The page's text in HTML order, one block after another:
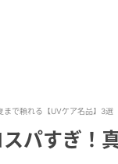
で頼れる【UVケア名品】3選
パすぎ！